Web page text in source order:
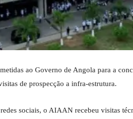
ao Governo de Angola para a
de prospecção a infra-estrutura.
sociais, o AIAAN recebeu visitas